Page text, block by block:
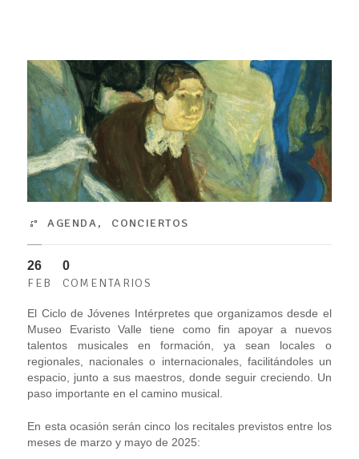
AGENDA, CONCIERTOS
26
FEB
0
COMENTARIOS
El Ciclo de Jóvenes Intérpretes que organizamos desde el
Museo Evaristo Valle tiene como fin apoyar a nuevos
talentos musicales en formación, ya sean locales o
regionales, nacionales o internacionales, facilitándoles un
espacio, junto a sus maestros, donde seguir creciendo. Un
paso importante en el camino musical.
En esta ocasión serán cinco los recitales previstos entre los
meses de marzo y mayo de 2025: